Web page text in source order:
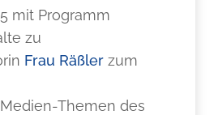
mit Programm
zu
Frau Räßler zum
Medien-Themen des